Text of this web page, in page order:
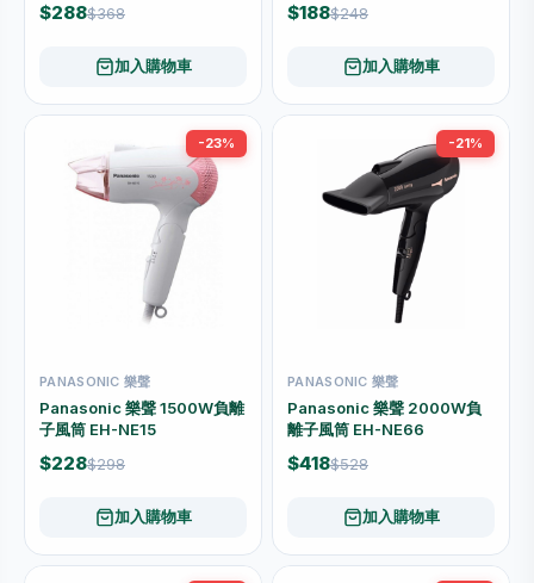
$288$368
加入購物車
$188$248
加入購物車
-23%
PANASONIC 樂聲
Panasonic 樂聲 1500W負離
子風筒 EH-NE15
$228$298
加入購物車
-21%
PANASONIC 樂聲
Panasonic 樂聲 2000W負
離子風筒 EH-NE66
$418$528
加入購物車